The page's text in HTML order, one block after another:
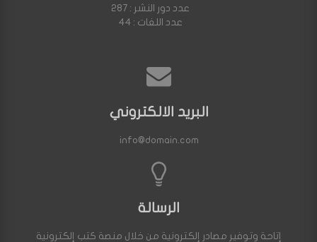
عدد دور النشر : 287
عدد اللغات : 44
البريد الالكتروني
info@domain.com
الرسالة
إتاحة وتوفير مصادر إلكترونية من خلال منصة كتب إلكترونية